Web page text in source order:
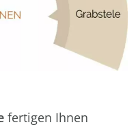
fertigen Ihnen